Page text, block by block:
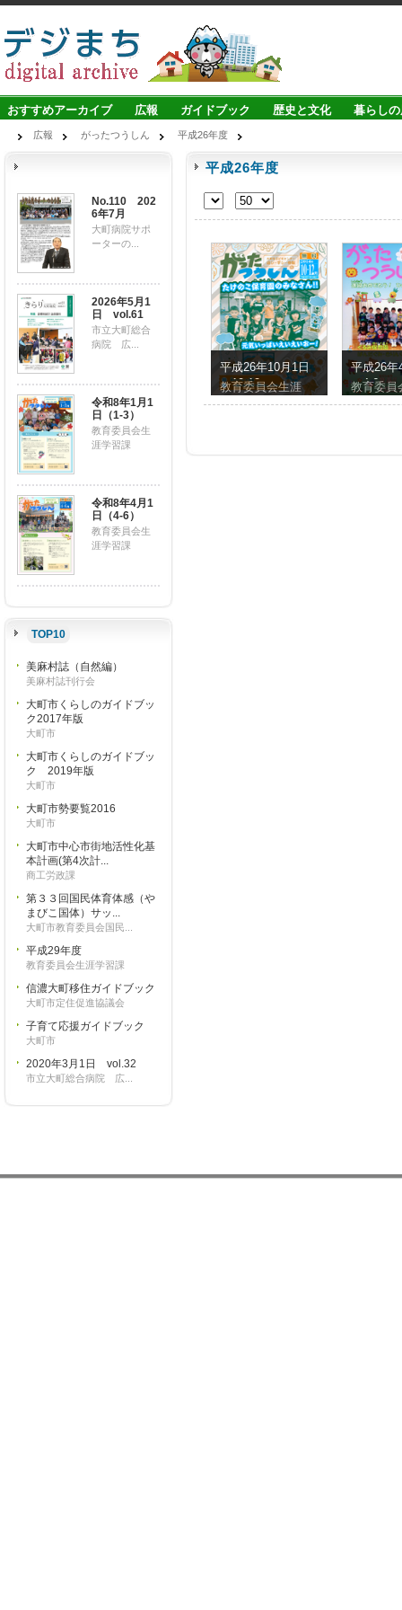
おすすめアーカイブ 広報 ガイドブック 歴史と文化 暮らし
広報 がったつうしん 平成26年度
No.110 202
6年7月
大町病院サポ
ーターの...
2026年5月1
日 vol.61
市立大町総合
病院 広...
令和8年1月1
日（1-3）
教育委員会生
涯学習課
令和8年4月1
日（4-6）
教育委員会生
涯学習課
TOP10
美麻村誌（自然編）
美麻村誌刊行会
大町市くらしのガイドブッ
ク2017年版
大町市
大町市くらしのガイドブッ
ク 2019年版
大町市
大町市勢要覧2016
大町市
大町市中心市街地活性化基
本計画(第4次計...
商工労政課
第３３回国民体育体感（や
まびこ国体）サッ...
大町市教育委員会国民...
平成29年度
教育委員会生涯学習課
信濃大町移住ガイドブック
大町市定住促進協議会
子育て応援ガイドブック
大町市
2020年3月1日 vol.32
市立大町総合病院 広...
平成26年度
平成26年10月1日
（10-12）
教育委員会生涯
平成26年
（4-6）
教育委員